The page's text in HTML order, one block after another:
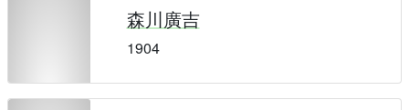
森川廣吉
1904